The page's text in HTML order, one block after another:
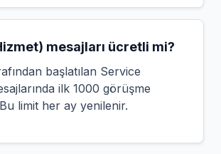
mesajları ücretli mi?
başlatılan Service
ilk 1000 görüşme
limit her ay yenilenir.